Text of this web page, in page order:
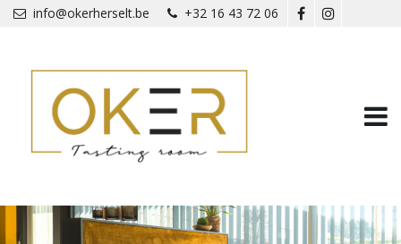
Overslaan en naar de inhoud gaan
info@okerherselt.be +32 16 43 72 06